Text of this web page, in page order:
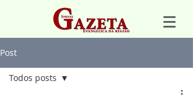
Post
Todos posts